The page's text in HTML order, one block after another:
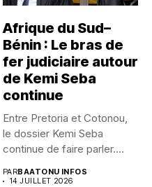
Afrique du Sud–
Bénin : Le bras de
fer judiciaire autour
de Kemi Seba
continue
Entre Pretoria et Cotonou,
le dossier Kemi Seba
continue de faire parler....
PARBAATONU INFOS
14 JUILLET 2026